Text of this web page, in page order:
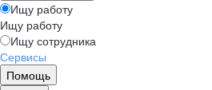
Ищу работу
Ищу работу
Ищу сотрудника
Сервисы
Помощь